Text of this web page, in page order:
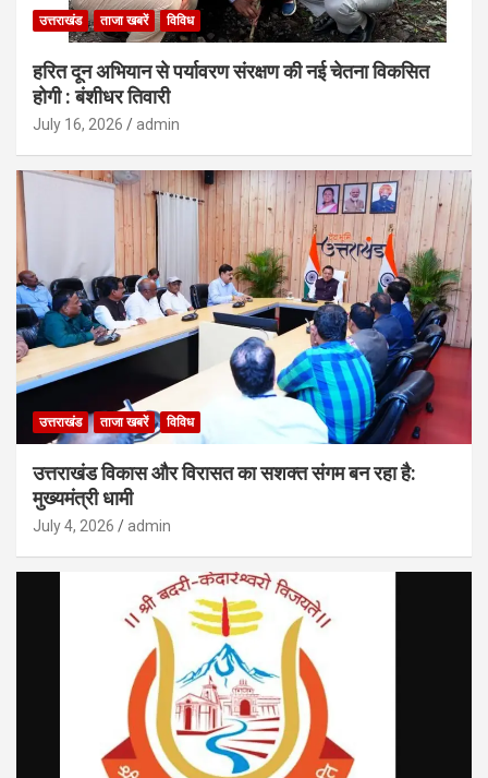
उत्तराखंड ताजा खबरें विविध
हरित दून अभियान से पर्यावरण संरक्षण की नई चेतना विकसित
होगी : बंशीधर तिवारी
July 16, 2026 admin
उत्तराखंड ताजा खबरें विविध
उत्तराखंड विकास और विरासत का सशक्त संगम बन रहा है:
मुख्यमंत्री धामी
July 4, 2026 admin